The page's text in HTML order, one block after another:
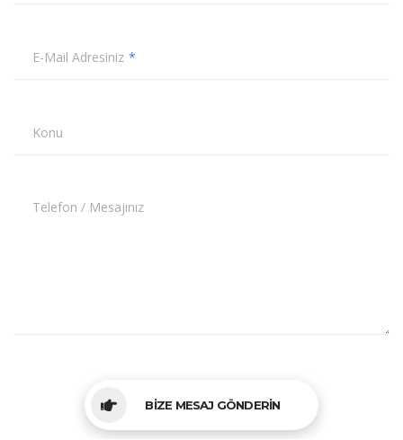
E-Mail Adresiniz
Konu
Telefon / Mesajınız
BİZE MESAJ GÖNDERİN